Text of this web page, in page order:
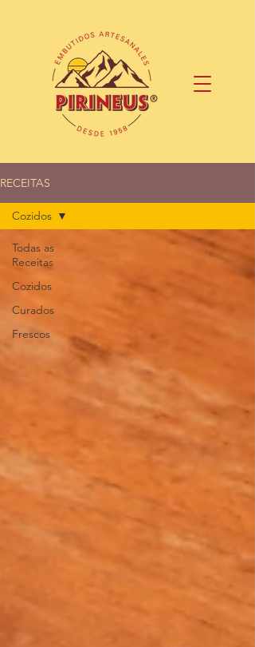
RECEITAS
Todas as
Receitas
Cozidos
Curados
Frescos
Cozidos